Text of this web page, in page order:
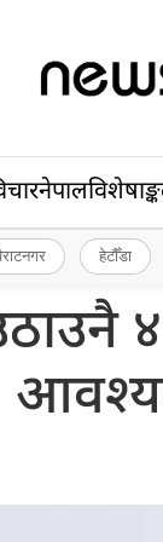
नेपालविशेषाङ्क
हेटौँडा